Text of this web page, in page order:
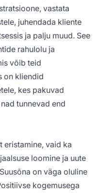
vastata
juhendada kliente
ja palju muud. See
rahulolu ja
võib teid
on kliendid
kes pakuvad
tunnevad end
eristamine, vaid ka
loomine ja uute
on väga oluline
kogemusega